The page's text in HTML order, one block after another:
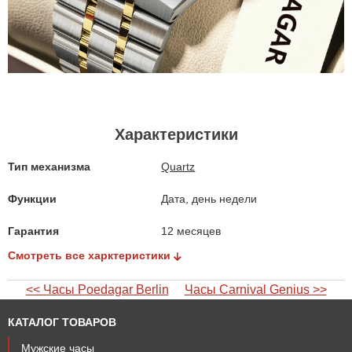
Характеристики
Тип механизма Quartz
Функции Дата, день недели
Гарантия
12 месяцев
Смотреть все харктеристики
<< Часы Poedagar Berlin Часы Carnival Genius >>
КАТАЛОГ ТОВАРОВ
Мужские часы